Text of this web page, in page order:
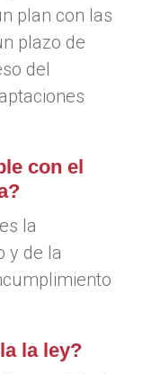
plan con las
plazo de
del
con el
la
y de la
la ley?